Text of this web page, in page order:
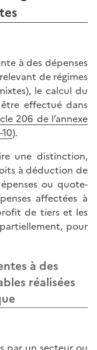
à des dépenses
de régimes
le calcul du
effectué dans
206 de l’annexe
).
une distinction,
à déduction de
ou quote-
affectées à
de tiers et les
pour
à des
réalisées